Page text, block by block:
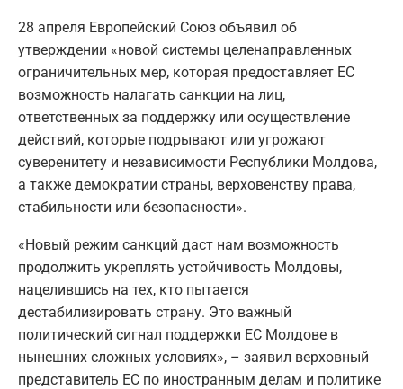
28 апреля Европейский Союз объявил об
утверждении «новой системы целенаправленных
ограничительных мер, которая предоставляет ЕС
возможность налагать санкции на лиц,
ответственных за поддержку или осуществление
действий, которые подрывают или угрожают
суверенитету и независимости Республики Молдова,
а также демократии страны, верховенству права,
стабильности или безопасности».
«Новый режим санкций даст нам возможность
продолжить укреплять устойчивость Молдовы,
нацелившись на тех, кто пытается
дестабилизировать страну. Это важный
политический сигнал поддержки ЕС Молдове в
нынешних сложных условиях», – заявил верховный
представитель ЕС по иностранным делам и политике